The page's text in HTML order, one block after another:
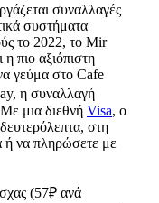
συναλλαγές
συστήματα
το 2022, το Mir
η πιο αξιόπιστη
γεύμα στο Cafe
η συναλλαγή
μια διεθνή Visa, ο
στη
ή να πληρώσετε με
(57₽ ανά